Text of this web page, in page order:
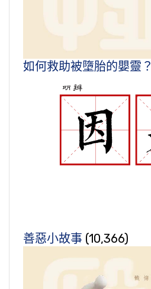
如何救助被墮胎的嬰靈？
善惡小故事 (10,366)